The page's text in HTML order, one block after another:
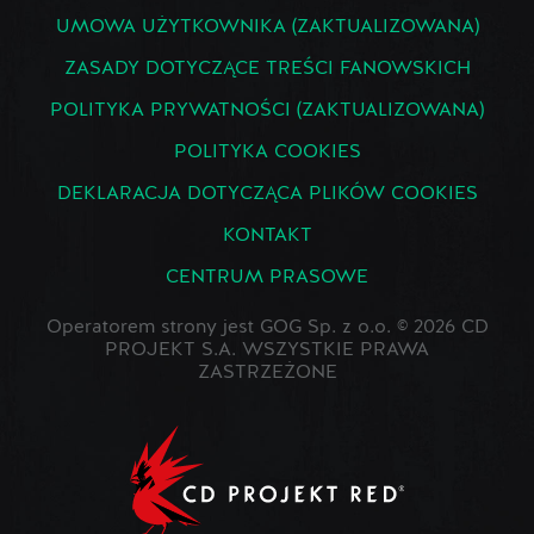
UMOWA UŻYTKOWNIKA (ZAKTUALIZOWANA)
ZASADY DOTYCZĄCE TREŚCI FANOWSKICH
POLITYKA PRYWATNOŚCI (ZAKTUALIZOWANA)
POLITYKA COOKIES
DEKLARACJA DOTYCZĄCA PLIKÓW COOKIES
KONTAKT
CENTRUM PRASOWE
Operatorem strony jest GOG Sp. z o.o. © 2026 CD
PROJEKT S.A. WSZYSTKIE PRAWA
ZASTRZEŻONE